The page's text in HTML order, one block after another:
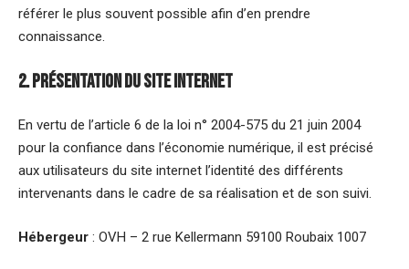
référer le plus souvent possible afin d’en prendre
connaissance.
2. Présentation du site internet
En vertu de l’article 6 de la loi n° 2004-575 du 21 juin 2004
pour la confiance dans l’économie numérique, il est précisé
aux utilisateurs du site internet l’identité des différents
intervenants dans le cadre de sa réalisation et de son suivi.
Hébergeur : OVH – 2 rue Kellermann 59100 Roubaix 1007